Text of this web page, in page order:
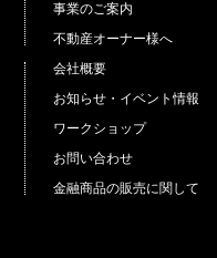
事業のご案内
不動産オーナー様へ
会社概要
お知らせ・イベント情報
ワークショップ
お問い合わせ
金融商品の販売に関して